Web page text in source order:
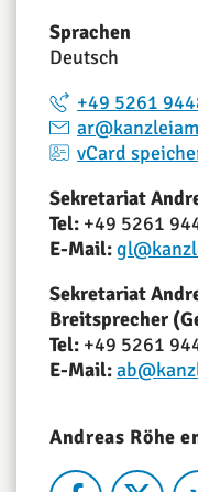
Sprachen
Deutsch
+49 5261
vCard
Sekretariat
Tel: +49 5261
E-Mail:
Sekretariat
Breitsprecher
Tel: +49 5261
E-Mail:
Andreas Röhe